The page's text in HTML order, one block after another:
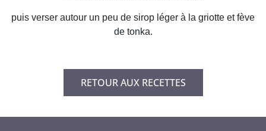
puis verser autour un peu de sirop léger à la griotte et fève
de tonka.
RETOUR AUX RECETTES